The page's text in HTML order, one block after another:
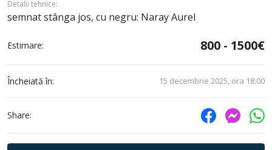
Detalii tehnice:
semnat stânga jos, cu negru: Naray Aurel
Estimare: 800 - 1500€
Încheiată în: 15 decembrie 2025, ora 18:00
Share: